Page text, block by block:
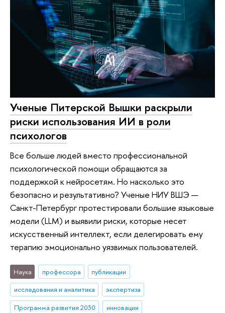
Ученые Питерской Вышки раскрыли
риски использования ИИ в роли
психологов
Все больше людей вместо профессиональной
психологической помощи обращаются за
поддержкой к нейросетям. Но насколько это
безопасно и результативно? Ученые НИУ ВШЭ —
Санкт-Петербург протестировали большие языковые
модели (LLM) и выявили риски, которые несет
искусственный интеллект, если делегировать ему
терапию эмоционально уязвимых пользователей.
Наука профессора
публикации
исследования и аналитика
экспертиза
Программа развития 2030
инновации